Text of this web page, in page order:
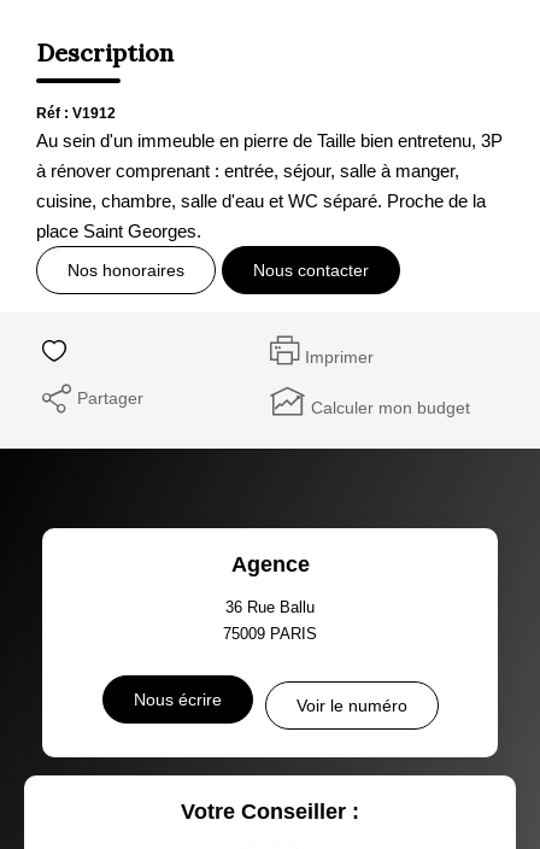
Description
Réf : V1912
Au sein d'un immeuble en pierre de Taille bien entretenu, 3P
à rénover comprenant : entrée, séjour, salle à manger,
cuisine, chambre, salle d'eau et WC séparé. Proche de la
place Saint Georges.
Nos honoraires Nous contacter
Imprimer
Partager Calculer mon budget
Agence
36 Rue Ballu
75009 PARIS
Nous écrire Voir le numéro
Votre Conseiller :